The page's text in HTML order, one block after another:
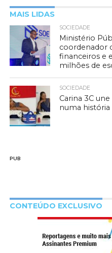
MAIS LIDAS
SOCIEDADE
Ministério
coordenador
financeiros e
milhões de
SOCIEDADE
Carina 3C
numa história
PUB
CONTEÚDO EXCLUSIVO